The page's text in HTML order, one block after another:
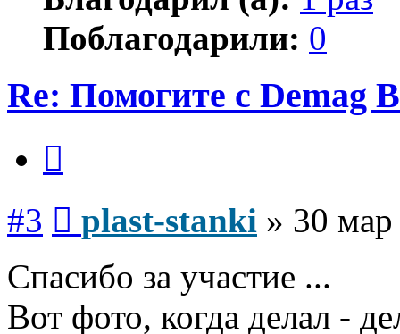
Поблагодарили: 0
Re: Помогите с Demag
#3 plast-stanki » 30
Спасибо за участие ...
Вот фото, когда делал -